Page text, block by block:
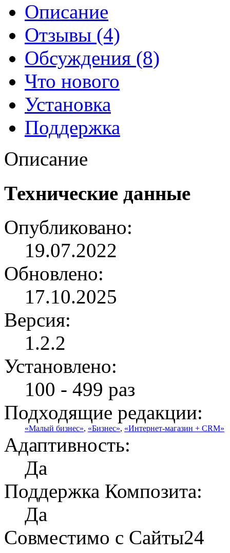
Описание
Отзывы (4)
Обсуждения (8)
Что нового
Установка
Поддержка
Описание
Технические данные
Опубликовано:
19.07.2022
Обновлено:
17.10.2025
Версия:
1.2.2
Установлено:
100 - 499 раз
Подходящие редакции:
«Малый бизнес», «Бизнес», «Интернет-магазин + CRM»
Адаптивность:
Да
Поддержка Композита:
Да
Совместимо с Сайты24